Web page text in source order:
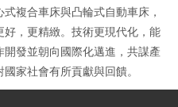
複合車床與凸輪式自動車床，
，更精緻。技術更現代化，能
發並朝向國際化邁進，共謀產
家社會有所貢獻與回饋。